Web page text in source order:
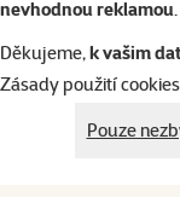
nevhodnou reklamou.
Děkujeme,k vašim
Zásady použití cookies
Pouze